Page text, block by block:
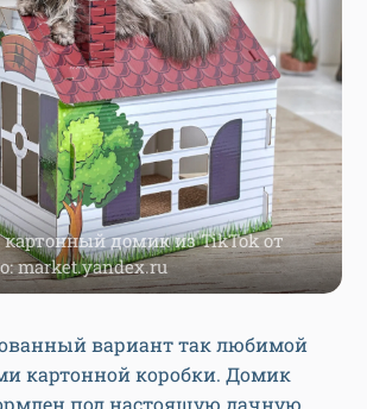
домик из TikTok от
market.yandex.ru
вариант так любимой
картонной коробки. Домик